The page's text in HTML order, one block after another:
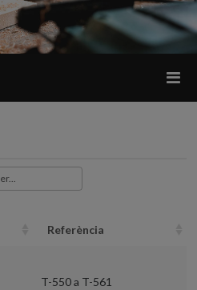
Referència
T-550 a T-561